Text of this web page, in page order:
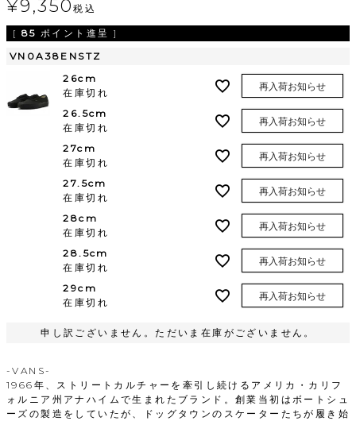
¥9,350税込
[ 85 ポイント進呈 ]
VN0A38ENSTZ
26cm
在庫切れ
再入荷お知らせ
26.5cm
在庫切れ
再入荷お知らせ
27cm
在庫切れ
再入荷お知らせ
27.5cm
在庫切れ
再入荷お知らせ
28cm
在庫切れ
再入荷お知らせ
28.5cm
在庫切れ
再入荷お知らせ
29cm
在庫切れ
再入荷お知らせ
申し訳ございません。ただいま在庫がございません。
-VANS-
1966年、ストリートカルチャーを牽引し続けるアメリカ・カリフ
ォルニア州アナハイムで生まれたブランド。創業当初はボートシュ
ーズの製造をしていたが、ドッグタウンのスケーターたちが履き始